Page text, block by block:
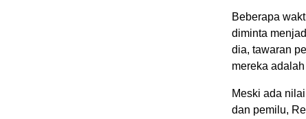
Beberapa
diminta
dia, tawaran
mereka
Meski ada
dan pemilu,